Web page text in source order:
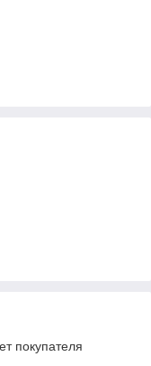
покупателя